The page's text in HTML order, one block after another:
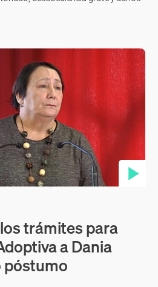
trámites para
a Dania
póstumo